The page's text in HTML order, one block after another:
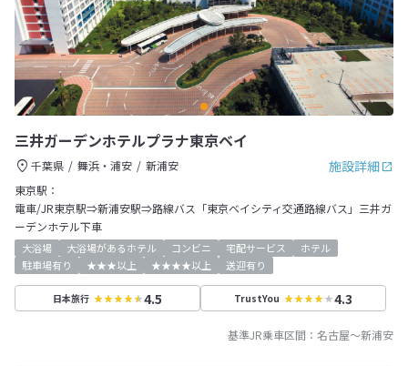
三井ガーデンホテルプラナ東京ベイ
施設詳細
千葉県 舞浜・浦安
新浦安
東京駅：
電車/JR東京駅⇒新浦安駅⇒路線バス「東京ベイシティ交通路線バス」三井ガ
ーデンホテル下車
大浴場 大浴場があるホテル コンビニ 宅配サービス
ホテル
駐車場有り
★★★以上 ★★★★以上 送迎有り
日本旅行 4.5 TrustYou 4.3
基準JR乗車区間： 名古屋～新浦安